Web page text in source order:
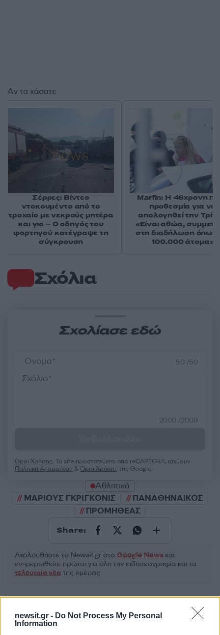
newsit.gr - Do Not Process My Personal
Information
Σχόλια
Σχολίασε εδώ
50 /50
2000 /2000
Όροι Χρήσης. Το site προστατεύεται από reCAPTCHA, ισχύουν
Πολιτική Απορρήτου &Όροι Χρήσης της Google.
Αθλητικά
ΜΑΡΙΟΥΣ ΓΚΡΙΓΚΟΝΙΣ
ΠΑΝΑΘΗΝΑΙΚΟΣ
ΠΡΟΜΗΘΕΑΣ
Share:
Ακολουθήστε το Νewsit.gr στο Google News και
ενημερωθείτε πρώτοι για όλη την ειδησεογραφία και τα
τελευταία νέα της ημέρας
Αν τα χάσατε
Σέρρες: Βίντεο
ντοκουμέντο από το
τροχαίο με νεκρούς μητέρα
και γιο – Ο οδηγός του
φορτηγού κατέγραψε τη
σύγκρουση
Marfin: Η 46χρονη
προθεσμία για να
απολογηθεί την
«Είναι αθώα,
στη διαδήλωση όπως
100.000 άτομα»